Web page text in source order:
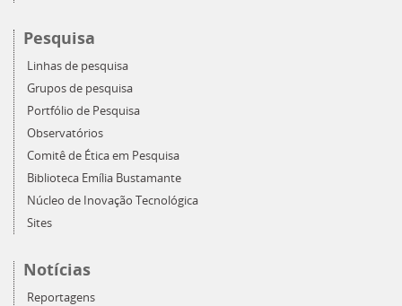
Pesquisa
Linhas de pesquisa
Grupos de pesquisa
Portfólio de Pesquisa
Observatórios
Comitê de Ética em Pesquisa
Biblioteca Emília Bustamante
Núcleo de Inovação Tecnológica
Sites
Notícias
Reportagens